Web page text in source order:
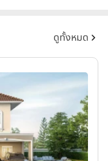
ดูทั้งหมด